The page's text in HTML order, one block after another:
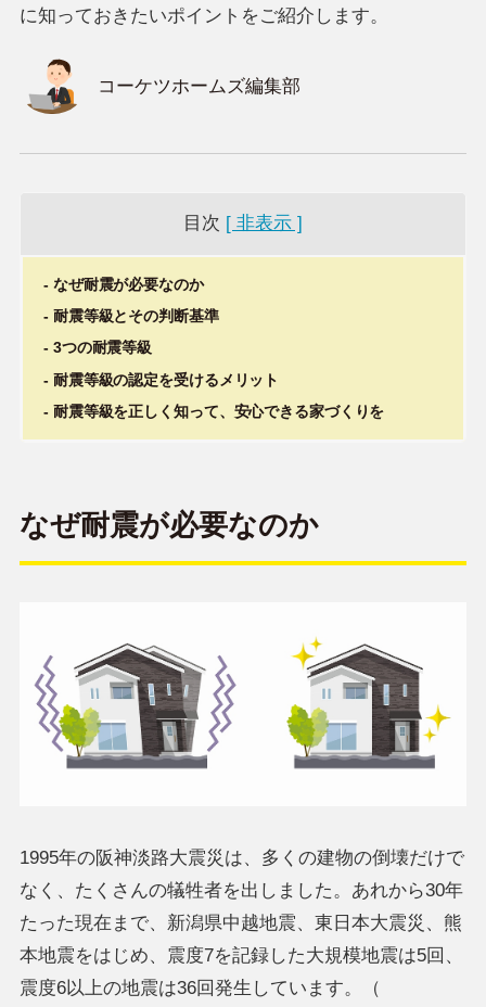
に知っておきたいポイントをご紹介します。
コーケツホームズ編集部
目次 [ 非表示 ]
なぜ耐震が必要なのか
耐震等級とその判断基準
3つの耐震等級
耐震等級の認定を受けるメリット
耐震等級を正しく知って、安心できる家づくりを
なぜ耐震が必要なのか
1995年の阪神淡路大震災は、多くの建物の倒壊だけで
なく、たくさんの犠牲者を出しました。あれから30年
たった現在まで、新潟県中越地震、東日本大震災、熊
本地震をはじめ、震度7を記録した大規模地震は5回、
震度6以上の地震は36回発生しています。（